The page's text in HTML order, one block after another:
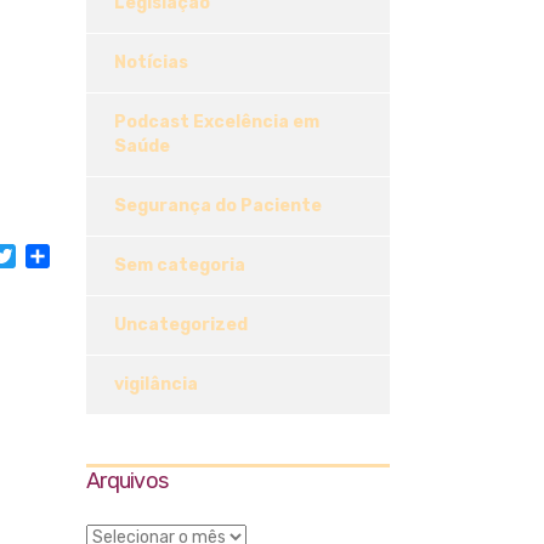
Twitter
Notícias
Podcast Excelência em
Saúde
Segurança do Paciente
Sem categoria
Uncategorized
vigilância
Arquivos